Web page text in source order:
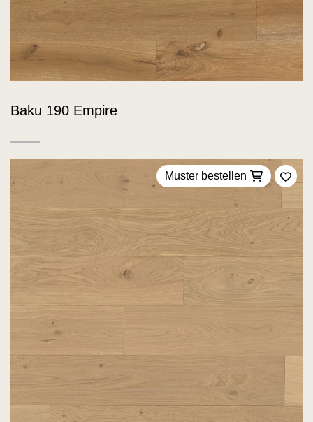
Baku 190 Empire
Muster bestellen
Zu